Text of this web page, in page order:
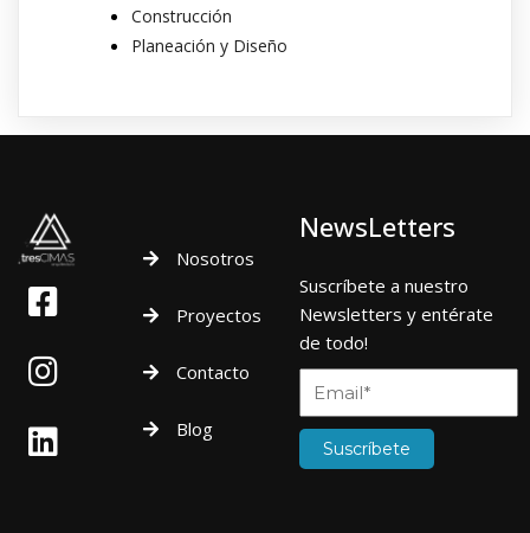
Construcción
Planeación y Diseño
Nosotros
Proyectos
Contacto
Blog
NewsLetters
Suscríbete a nuestro
Newsletters y entérate
de todo!
Suscríbete